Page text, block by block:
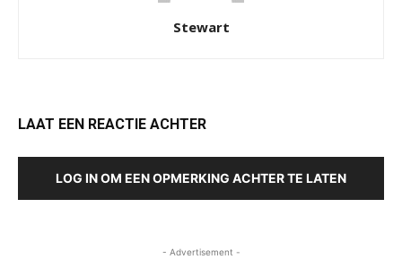
Stewart
LAAT EEN REACTIE ACHTER
LOG IN OM EEN OPMERKING ACHTER TE LATEN
- Advertisement -